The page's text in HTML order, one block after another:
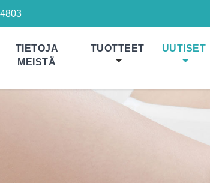
TIETOJA
MEISTÄ
TUOTTEET UUTISET